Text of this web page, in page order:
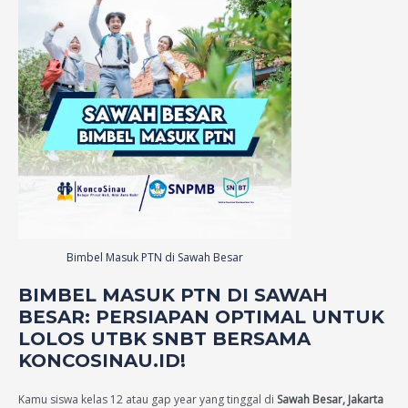
Bimbel Masuk PTN di Sawah Besar
BIMBEL MASUK PTN DI SAWAH
BESAR: PERSIAPAN OPTIMAL UNTUK
LOLOS UTBK SNBT BERSAMA
KONCOSINAU.ID!
Kamu siswa kelas 12 atau gap year yang tinggal di Sawah Besar, Jakarta